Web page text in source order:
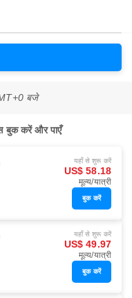
बजे
बुक करें और पाएँ
यहाँ से शुरू करें
US$ 58.18
मूल्य/यात्री
बुक करें
यहाँ से शुरू करें
US$ 49.97
मूल्य/यात्री
बुक करें